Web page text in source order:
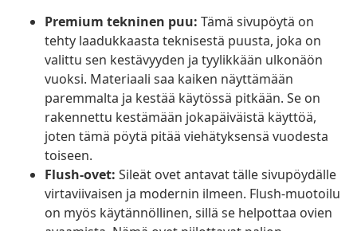
Premium tekninen puu: Tämä sivupöytä on
tehty laadukkaasta teknisestä puusta, joka on
valittu sen kestävyyden ja tyylikkään ulkonäön
vuoksi. Materiaali saa kaiken näyttämään
paremmalta ja kestää käytössä pitkään. Se on
rakennettu kestämään jokapäiväistä käyttöä,
joten tämä pöytä pitää viehätyksensä vuodesta
toiseen.
Flush-ovet: Sileät ovet antavat tälle sivupöydälle
virtaviivaisen ja modernin ilmeen. Flush-muotoilu
on myös käytännöllinen, sillä se helpottaa ovien